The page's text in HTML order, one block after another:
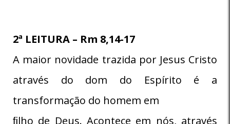
2ª LEITURA – Rm 8,14-17
A maior novidade trazida por Jesus Cristo
através do dom do Espírito é a
transformação do homem em
ﬁlho de Deus. Acontece em nós, através